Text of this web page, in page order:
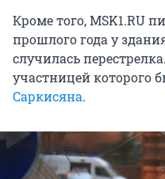
Кроме того, MSK1.RU
прошлого года у
случилась
участницей которого
Саркисяна.